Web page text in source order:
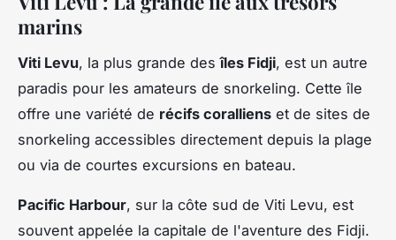
marins
Viti Levu, la plus grande desîles Fidji, est un autre
paradis pour les amateurs de snorkeling. Cette île
offre une variété de récifs coralliens et de sites de
snorkeling accessibles directement depuis la plage
ou via de courtes excursions en bateau.
Pacific Harbour, sur la côte sud de Viti Levu, est
souvent appelée la capitale de l'aventure des Fidji.